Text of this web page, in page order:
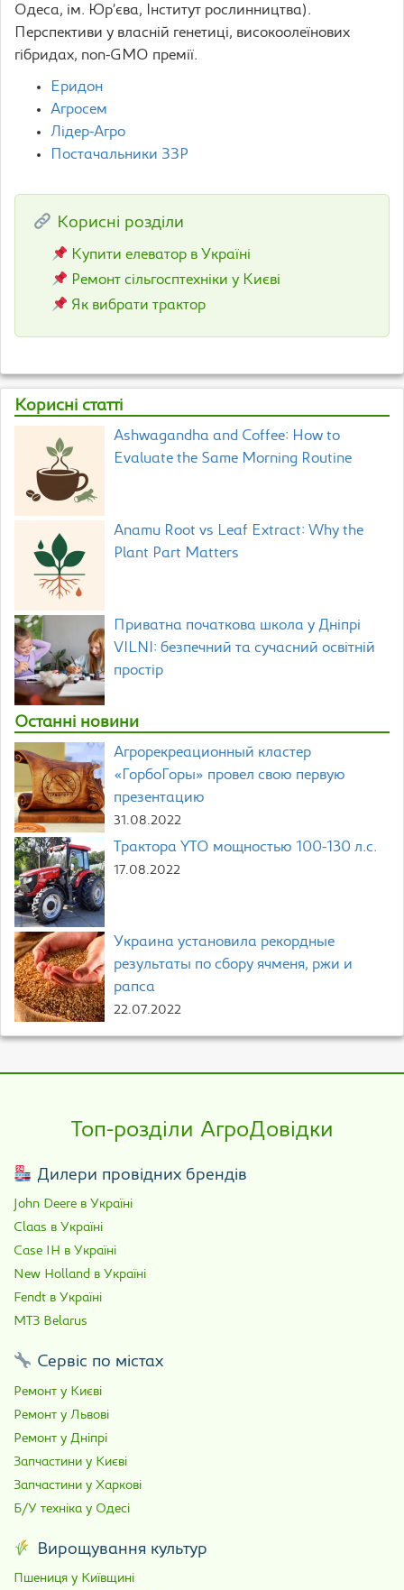
Одеса, ім. Юр’єва, Інститут рослинництва).
Перспективи у власній генетиці, високоолеїнових
гібридах, non-GMO премії.
Еридон
Агросем
Лідер-Агро
Постачальники ЗЗР
Корисні розділи
Купити елеватор в Україні
Ремонт сільгосптехніки у Києві
Як вибрати трактор
Корисні статті
Ashwagandha and Coffee: How to
Evaluate the Same Morning Routine
Anamu Root vs Leaf Extract: Why the
Plant Part Matters
Приватна початкова школа у Дніпрі
VILNI: безпечний та сучасний освітній
простір
Останні новини
Агрорекреационный кластер
«ГорбоГоры» провел свою первую
презентацию
31.08.2022
Трактора YTO мощностью 100-130 л.с.
17.08.2022
Украина установила рекордные
результаты по сбору ячменя, ржи и
рапса
22.07.2022
Топ-розділи АгроДовідки
Дилери провідних брендів
John Deere в Україні
Claas в Україні
Case IH в Україні
New Holland в Україні
Fendt в Україні
МТЗ Belarus
Сервіс по містах
Ремонт у Києві
Ремонт у Львові
Ремонт у Дніпрі
Запчастини у Києві
Запчастини у Харкові
Б/У техніка у Одесі
Вирощування культур
Пшениця у Київщині